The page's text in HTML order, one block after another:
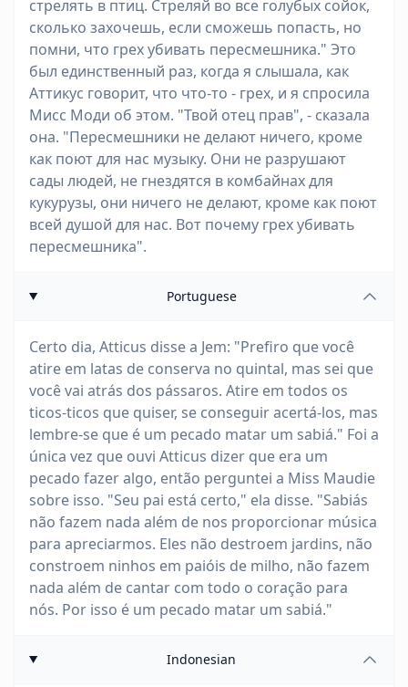
стрелять в птиц. Стреляй во все голубых сойок,
сколько захочешь, если сможешь попасть, но
помни, что грех убивать пересмешника." Это
был единственный раз, когда я слышала, как
Аттикус говорит, что что-то - грех, и я спросила
Мисс Моди об этом. "Твой отец прав", - сказала
она. "Пересмешники не делают ничего, кроме
как поют для нас музыку. Они не разрушают
сады людей, не гнездятся в комбайнах для
кукурузы, они ничего не делают, кроме как поют
всей душой для нас. Вот почему грех убивать
пересмешника".
Portuguese
Certo dia, Atticus disse a Jem: "Prefiro que você
atire em latas de conserva no quintal, mas sei que
você vai atrás dos pássaros. Atire em todos os
ticos-ticos que quiser, se conseguir acertá-los, mas
lembre-se que é um pecado matar um sabiá." Foi a
única vez que ouvi Atticus dizer que era um
pecado fazer algo, então perguntei a Miss Maudie
sobre isso. "Seu pai está certo," ela disse. "Sabiás
não fazem nada além de nos proporcionar música
para apreciarmos. Eles não destroem jardins, não
constroem ninhos em paióis de milho, não fazem
nada além de cantar com todo o coração para
nós. Por isso é um pecado matar um sabiá."
Indonesian